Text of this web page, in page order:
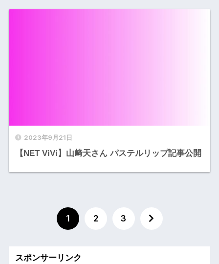
2023年9月21日
【NET ViVi】山﨑天さん パステルリップ記事公開
1 2 3
スポンサーリンク